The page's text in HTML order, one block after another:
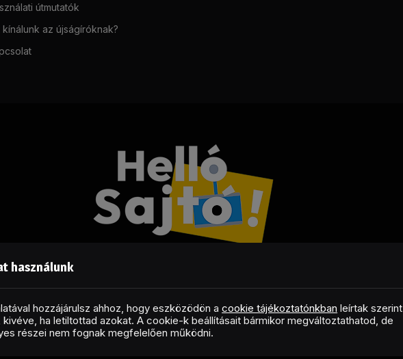
útmutatók
kínálunk az újságíróknak?
FacebookLinkedInX
RSS
Copyright © 2026 Helló Sajtó! Üzleti Sajtószolgálat
használunk
hozzájárulsz ahhoz, hogy eszközödön acookie tájékoztatónkban leírtak szerint
ha letiltottad azokat. A cookie-k beállításait bármikor megváltoztathatod, de
részei nem fognak megfelelően működni.